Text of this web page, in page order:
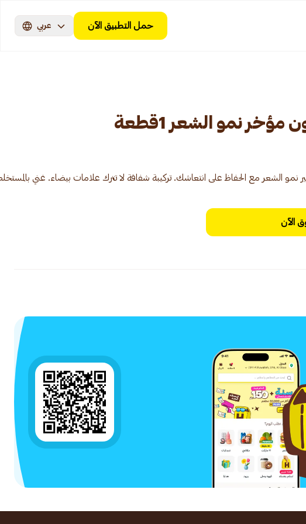
حمل التطبيق الآن عربي
مؤخر نمو الشعر 1قطعة
الشعر مع الحفاظ على انتعاشك. تركيبة شفافة لا تترك علامات بيضاء. غني
الآن